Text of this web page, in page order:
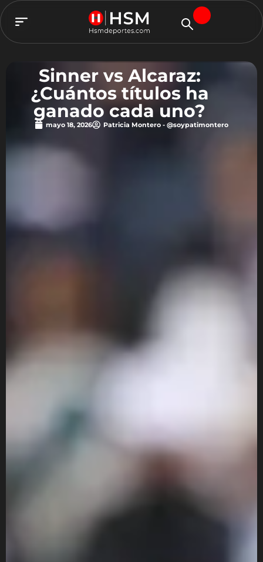
Sinner vs Alcaraz:
¿Cuántos títulos ha
ganado cada uno?
mayo 18, 2026 Patricia Montero - @soypatimontero